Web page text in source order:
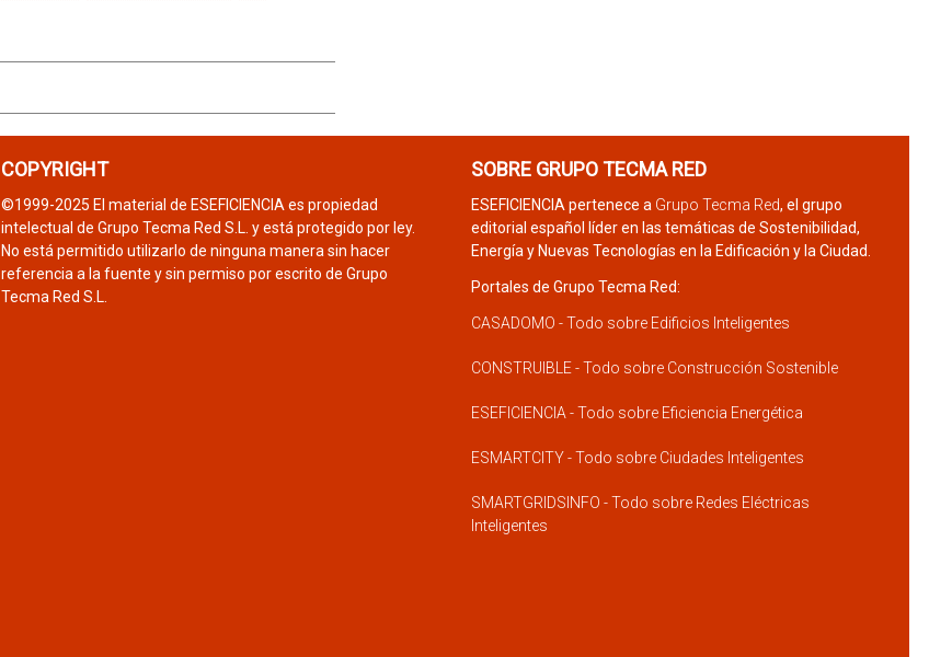
COPYRIGHT
©1999-2025 El material de ESEFICIENCIA es propiedad
intelectual de Grupo Tecma Red S.L. y está protegido por ley.
No está permitido utilizarlo de ninguna manera sin hacer
referencia a la fuente y sin permiso por escrito de Grupo
Tecma Red S.L.
SOBRE GRUPO TECMA RED
ESEFICIENCIA pertenece a Grupo Tecma Red, el grupo
editorial español líder en las temáticas de Sostenibilidad,
Energía y Nuevas Tecnologías en la Edificación y la Ciudad.
Portales de Grupo Tecma Red:
CASADOMO - Todo sobre Edificios Inteligentes
CONSTRUIBLE - Todo sobre Construcción Sostenible
ESEFICIENCIA - Todo sobre Eficiencia Energética
ESMARTCITY - Todo sobre Ciudades Inteligentes
SMARTGRIDSINFO - Todo sobre Redes Eléctricas
Inteligentes